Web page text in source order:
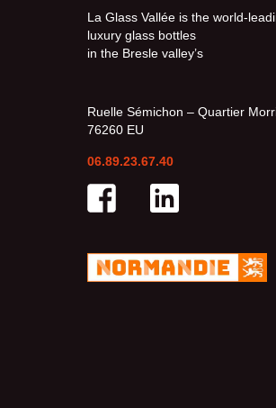
La Glass Vallée is the world-
luxury glass bottles
in the Bresle valley’s
Ruelle Sémichon – Quartier
76260 EU
06.89.23.67.40